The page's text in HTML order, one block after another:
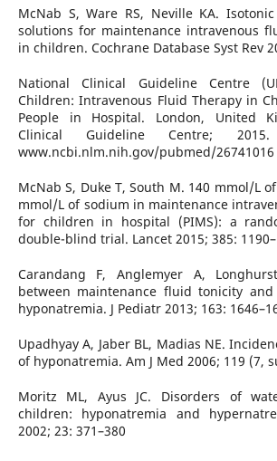
McNab S, Ware RS, Neville KA.
solutions for maintenance intravenous
in children. Cochrane Database Syst Rev
National Clinical Guideline Centre
Children: Intravenous Fluid Therapy in
People in Hospital. London, United
Clinical Guideline Centre;
www.ncbi.nlm.nih.gov/pubmed/26741016
McNab S, Duke T, South M. 140 mmol/L
mmol/L of sodium in maintenance
for children in hospital (PIMS): a
double-blind trial. Lancet 2015; 385:
Carandang F, Anglemyer A,
between maintenance fluid tonicity and
hyponatremia. J Pediatr 2013; 163:
Upadhyay A, Jaber BL, Madias NE.
of hyponatremia. Am J Med 2006; 119 (7,
Moritz ML, Ayus JC. Disorders of
children: hyponatremia and
2002; 23: 371–380